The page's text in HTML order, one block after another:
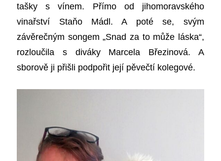
tašky s vínem. Přímood jihomoravského
vinařství Staňo Mádl. A poté se, svým
závěrečným songem „Snad za to může láska“,
rozloučila s diváky Marcela Březinová. A
sborově ji přišli podpořit její pěvečtí kolegové.